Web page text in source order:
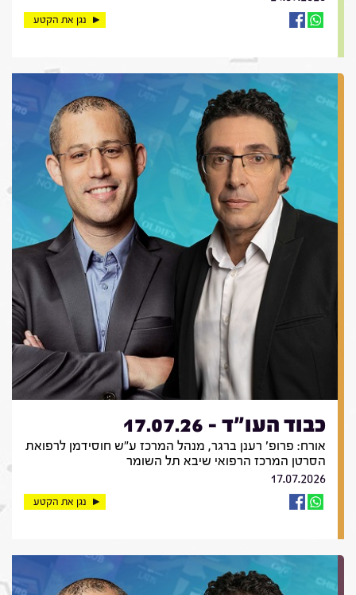
נגן את הקטע
כבוד העו"ד - 17.07.26
אורח: פרופ' רענן ברגר, מנהל המרכז ע"ש חוסידמן לרפואת
הסרטן המרכז הרפואי שיבא תל השומר
17.07.2026
נגן את הקטע